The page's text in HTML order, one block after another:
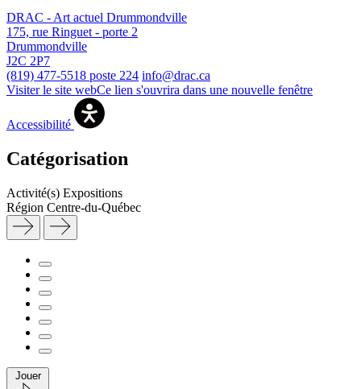
DRAC - Art actuel Drummondville
175, rue Ringuet - porte 2
Drummondville
J2C 2P7
(819) 477-5518 poste 224 info@drac.ca
Visiter le site webCe lien s'ouvrira dans une nouvelle fenêtre
Accessibilité
Catégorisation
Activité(s) Expositions
Région Centre-du-Québec
Jouer